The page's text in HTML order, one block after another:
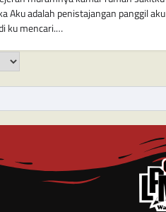
Aku adalah penistajangan panggil aku
ku mencari.…